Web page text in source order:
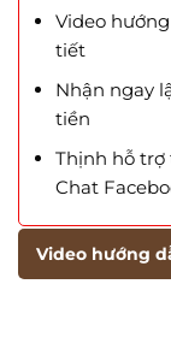
Video
tiết
Nhận ngay
tiền
Thịnh hỗ trợ
Chat
Video hướng